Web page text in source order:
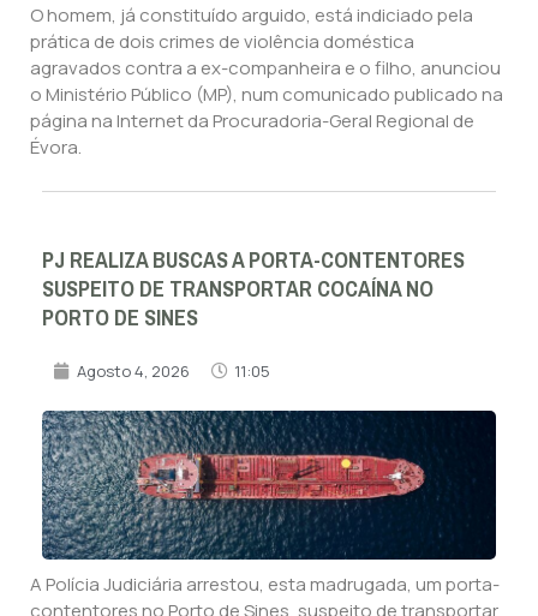
O homem, já constituído arguido, está indiciado pela
prática de dois crimes de violência doméstica
agravados contra a ex-companheira e o filho, anunciou
o Ministério Público (MP), num comunicado publicado na
página na Internet da Procuradoria-Geral Regional de
Évora.
PJ REALIZA BUSCAS A PORTA-CONTENTORES
SUSPEITO DE TRANSPORTAR COCAÍNA NO
PORTO DE SINES
Agosto 4, 2026 11:05
A Polícia Judiciária arrestou, esta madrugada, um porta-
contentores no Porto de Sines, suspeito de transportar